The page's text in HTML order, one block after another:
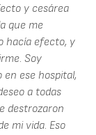
y cesárea
que me
hacía efecto, y
Soy
ese hospital,
a todas
destrozaron
mi vida. Eso